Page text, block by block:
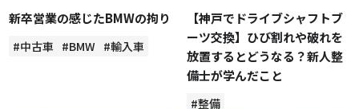
新卒営業の感じたBMWの拘り
#中古車 #BMW #輸入車
【神戸でドライブシャフトブ
ーツ交換】ひび割れや破れを
放置するとどうなる？新人整
備士が学んだこと
#整備